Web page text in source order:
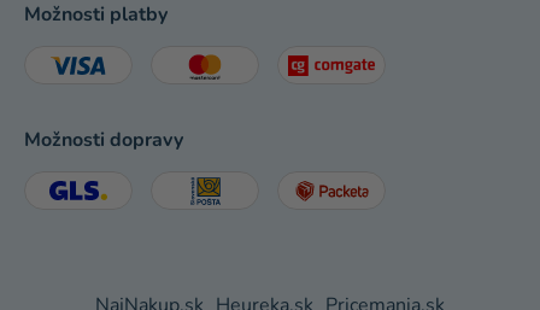
Možnosti platby
Možnosti dopravy